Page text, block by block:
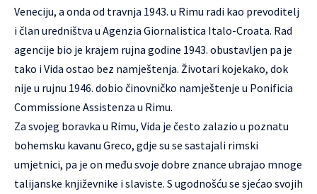
Veneciju, a onda od travnja 1943. u Rimu radi kao prevoditelj
i član uredništva u Agenzia Giornalistica Italo-Croata. Rad
agencije bio je krajem rujna godine 1943. obustavljen pa je
tako i Vida ostao bez namještenja. Životari kojekako, dok
nije u rujnu 1946. dobio činovničko namještenje u Ponificia
Commissione Assistenza u Rimu.
Za svojeg boravka u Rimu, Vida je često zalazio u poznatu
bohemsku kavanu Greco, gdje su se sastajali rimski
umjetnici, pa je on među svoje dobre znance ubrajao mnoge
talijanske književnike i slaviste. S ugodnošću se sjećao svojih